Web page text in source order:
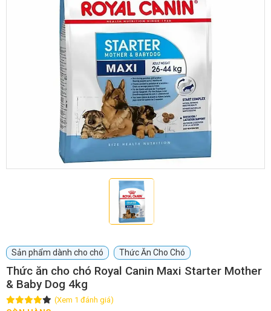
Khách sạn chó mèo
mèo
mèo
TIN TỨC
Sản phẩm dành cho chó Thức Ăn Cho Chó
Thức ăn cho chó Royal Canin Maxi Starter Mother
& Baby Dog 4kg
(Xem 1 đánh giá)